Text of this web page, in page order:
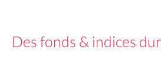
Des fonds & indices